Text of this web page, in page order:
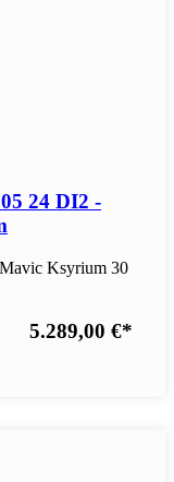
24 DI2 -
Ksyrium 30
5.289,00 €*